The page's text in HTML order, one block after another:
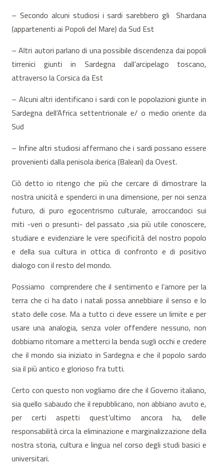
– Secondo alcuni studiosi i sardi sarebbero gli Shardana
(appartenenti ai Popoli del Mare) da Sud Est
– Altri autori parlano di una possibile discendenza dai popoli
tirrenici giunti in Sardegna dall’arcipelago toscano,
attraverso la Corsica da Est
– Alcuni altri identificano i sardi con le popolazioni giunte in
Sardegna dell’Africa settentrionale e/ o medio oriente da
Sud
– Infine altri studiosi affermano che i sardi possano essere
provenienti dalla penisola iberica (Baleari) da Ovest.
Ciò detto io ritengo che più che cercare di dimostrare la
nostra unicità e spenderci in una dimensione, per noi senza
futuro, di puro egocentrismo culturale, arroccandoci sui
miti -veri o presunti- del passato ,sia più utile conoscere,
studiare e evidenziare le vere specificità del nostro popolo
e della sua cultura in ottica di confronto e di positivo
dialogo con il resto del mondo.
Possiamo comprendere che il sentimento e l’amore per la
terra che ci ha dato i natali possa annebbiare il senso e lo
stato delle cose. Ma a tutto ci deve essere un limite e per
usare una analogia, senza voler offendere nessuno, non
dobbiamo ritornare a metterci la benda sugli occhi e credere
che il mondo sia iniziato in Sardegna e che il popolo sardo
sia il più antico e glorioso fra tutti.
Certo con questo non vogliamo dire che il Governo italiano,
sia quello sabaudo che il repubblicano, non abbiano avuto e,
per certi aspetti quest’ultimo ancora ha, delle
responsabilità circa la eliminazione e marginalizzazione della
nostra storia, cultura e lingua nel corso degli studi basici e
universitari.